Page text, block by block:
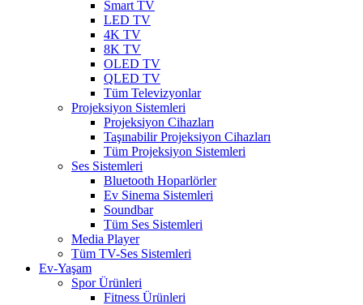
Smart TV
LED TV
4K TV
8K TV
OLED TV
QLED TV
Tüm Televizyonlar
Projeksiyon Sistemleri
Projeksiyon Cihazları
Taşınabilir Projeksiyon Cihazları
Tüm Projeksiyon Sistemleri
Ses Sistemleri
Bluetooth Hoparlörler
Ev Sinema Sistemleri
Soundbar
Tüm Ses Sistemleri
Media Player
Tüm TV-Ses Sistemleri
Ev-Yaşam
Spor Ürünleri
Fitness Ürünleri